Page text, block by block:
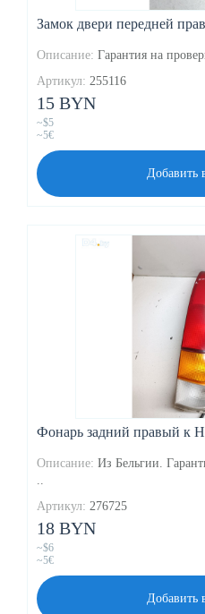
Замок двери передней
Описание: Гарантия на
Артикул: 255116
15 BYN
~$5
~5€
Добавить
Фонарь задний правый к
Описание: Из Бельгии.
..
Артикул: 276725
18 BYN
~$6
~5€
Добавить